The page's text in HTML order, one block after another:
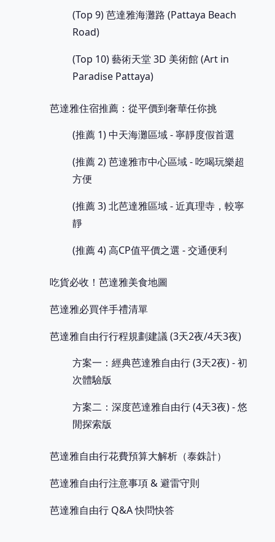
(Top 9) 芭達雅海灘路 (Pattaya Beach
Road)
(Top 10) 藝術天堂 3D 美術館 (Art in
Paradise Pattaya)
芭達雅住宿推薦：從平價到奢華任你挑
(推薦 1) 中天海灘區域 - 寧靜度假首選
(推薦 2) 芭達雅市中心區域 - 吃喝玩樂超
方便
(推薦 3) 北芭達雅區域 - 近真理寺，較寧
靜
(推薦 4) 高CP值平價之選 - 交通便利
吃貨必收！芭達雅美食地圖
芭達雅必買伴手禮清單
芭達雅自由行行程規劃建議 (3天2夜/4天3夜)
方案一：經典芭達雅自由行 (3天2夜) - 初
次體驗版
方案二：深度芭達雅自由行 (4天3夜) - 悠
閒探索版
芭達雅自由行花費預算大解析（泰銖計）
芭達雅自由行注意事項 & 避雷守則
芭達雅自由行 Q&A 快問快答